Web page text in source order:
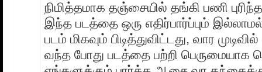
நிமித்தமாக தஞ்சையில் தங்கி பணி
இந்த படத்தை ஒரு எதிர்பார்ப்பும்
படம் மிகவும் பிடித்துவிட்டது, வார
வந்த போது படத்தை பற்றி